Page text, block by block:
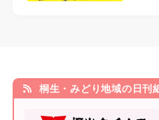
桐生・みどり地域の日刊